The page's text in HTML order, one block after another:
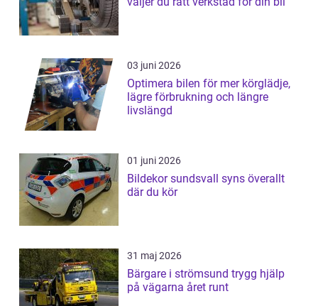
03 juni 2026
Optimera bilen för mer körglädje,
lägre förbrukning och längre
livslängd
01 juni 2026
Bildekor sundsvall syns överallt
där du kör
31 maj 2026
Bärgare i strömsund trygg hjälp
på vägarna året runt